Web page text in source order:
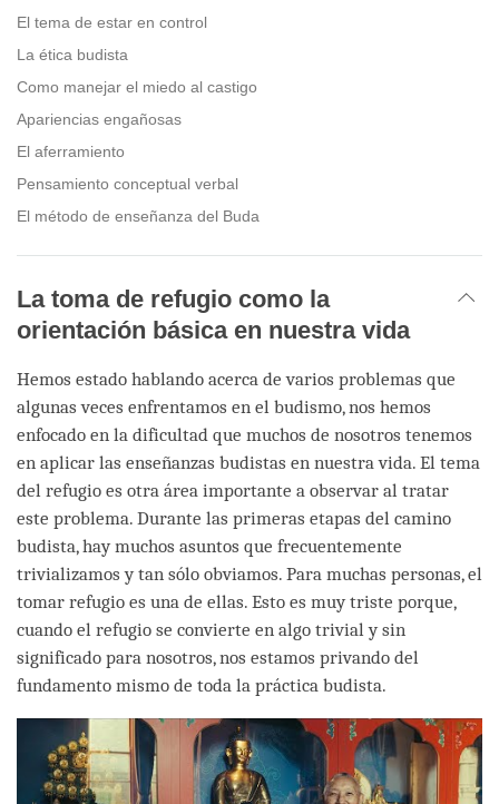
El tema de estar en control
La ética budista
Como manejar el miedo al castigo
Apariencias engañosas
El aferramiento
Pensamiento conceptual verbal
El método de enseñanza del Buda
La toma de refugio como la
orientación básica en nuestra vida
Hemos estado hablando acerca de varios problemas que
algunas veces enfrentamos en el budismo, nos hemos
enfocado en la dificultad que muchos de nosotros tenemos
en aplicar las enseñanzas budistas en nuestra vida. El tema
del refugio es otra área importante a observar al tratar
este problema. Durante las primeras etapas del camino
budista, hay muchos asuntos que frecuentemente
trivializamos y tan sólo obviamos. Para muchas personas, el
tomar refugio es una de ellas. Esto es muy triste porque,
cuando el refugio se convierte en algo trivial y sin
significado para nosotros, nos estamos privando del
fundamento mismo de toda la práctica budista.